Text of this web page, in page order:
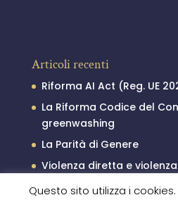
Articoli recenti
Riforma AI Act (Reg. UE
La Riforma Codice del
greenwashing
La Parità di Genere
Violenza diretta e
Il processo penale
Questo sito utilizza i